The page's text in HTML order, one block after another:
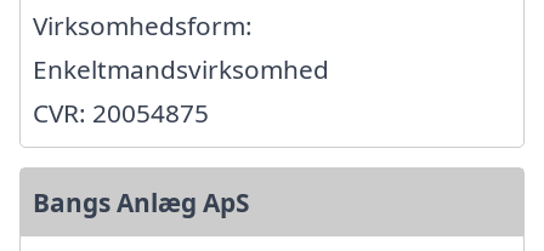
Virksomhedsform:
Enkeltmandsvirksomhed
CVR: 20054875
Bangs Anlæg ApS